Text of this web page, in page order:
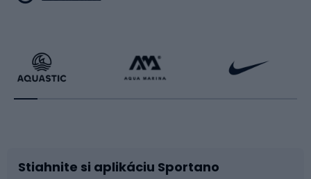
Beh
Príslušenstvo k bicyklom
Raketové športy
Sane a kĺzačky
Stiahnite si aplikáciu Sportano